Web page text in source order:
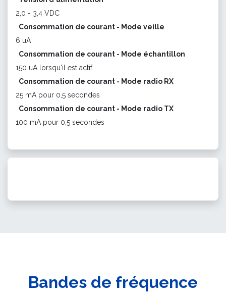
2,0 - 3,4 VDC
Consommation de courant - Mode veille
6 uA
Consommation de courant - Mode échantillon
150 uA lorsqu'il est actif
Consommation de courant - Mode radio RX
25 mA pour 0,5 secondes
Consommation de courant - Mode radio TX
100 mA pour 0,5 secondes
Bandes de fréquence